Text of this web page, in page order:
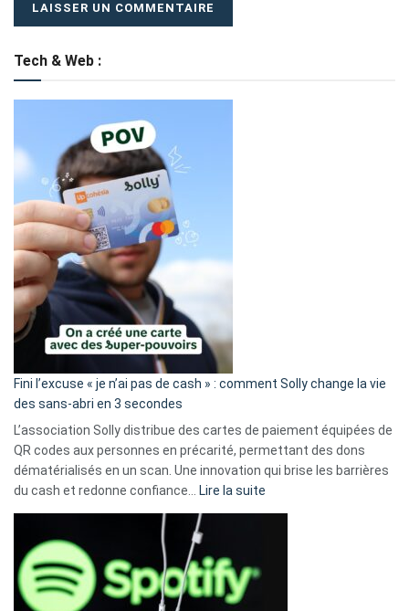
Tech & Web :
Fini l’excuse « je n’ai pas de cash » : comment Solly change la vie
des sans-abri en 3 secondes
L’association Solly distribue des cartes de paiement équipées de
QR codes aux personnes en précarité, permettant des dons
dématérialisés en un scan. Une innovation qui brise les barrières
du cash et redonne confiance…
Lire la suite